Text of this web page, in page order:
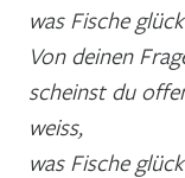
was Fische
Von deinen
scheinst du
weiss,
was Fische